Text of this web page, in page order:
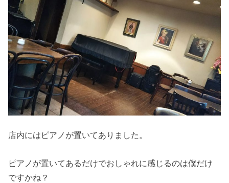
店内にはピアノが置いてありました。
ピアノが置いてあるだけでおしゃれに感じるのは僕だけ
ですかね？